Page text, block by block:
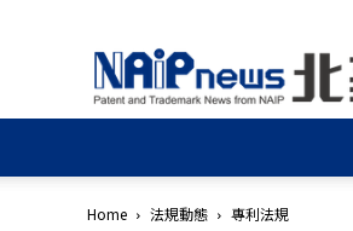
北
美
智
權
│
Home 法規動態 專利法規